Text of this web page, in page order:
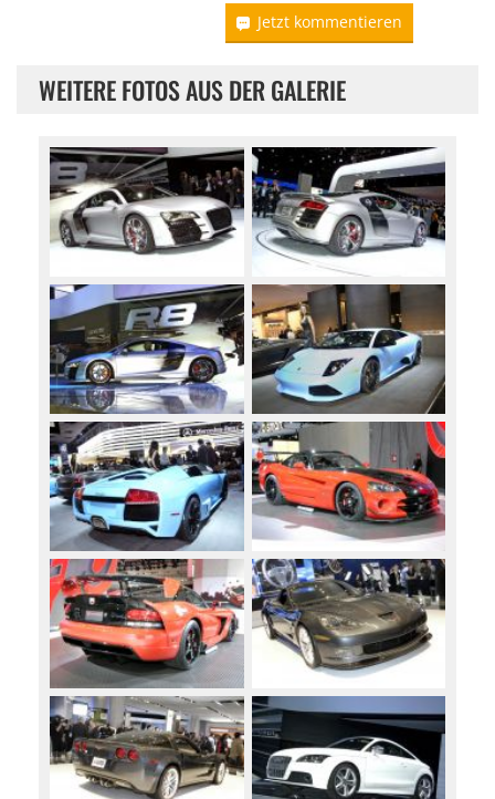
Jetzt kommentieren
WEITERE FOTOS AUS DER GALERIE